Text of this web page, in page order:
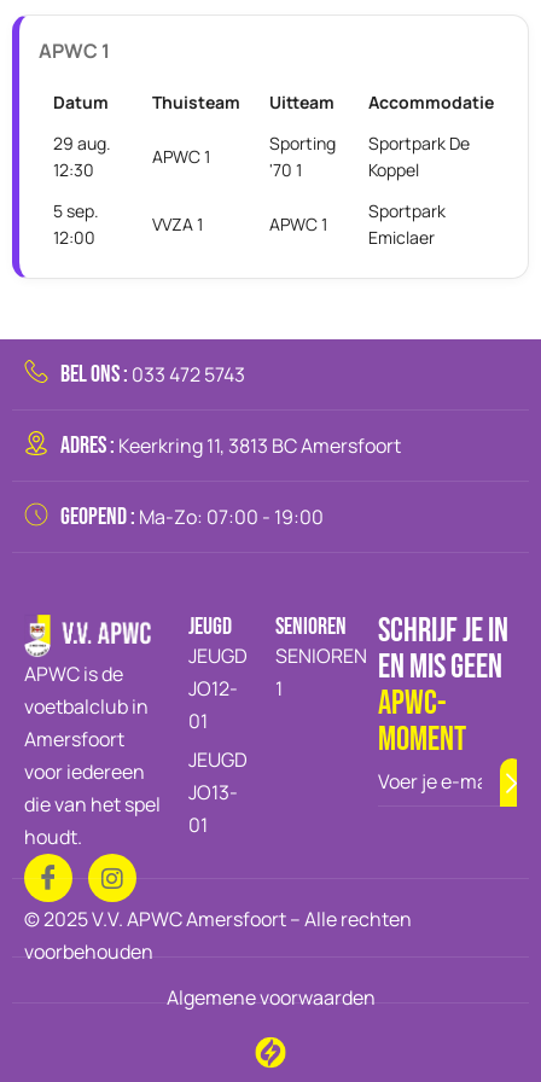
APWC 1
Datum Thuisteam Uitteam
Accommodatie
29 aug.
12:30
APWC 1
Sporting
'70 1
Sportpark De
Koppel
5 sep.
12:00
VVZA 1 APWC 1
Sportpark
Emiclaer
BEL ONS : 033 472 5743
ADRES : Keerkring 11, 3813 BC Amersfoort
GEOPEND : Ma-Zo: 07:00 - 19:00
APWC is de
voetbalclub in
Amersfoort
voor iedereen
die van het spel
houdt.
JEUGD
JEUGD
JO12-
01
JEUGD
JO13-
01
SENIOREN
SENIOREN
1
SCHRIJF JE IN
EN MIS GEEN
APWC-
moment
© 2025 V.V. APWC Amersfoort – Alle rechten
voorbehouden
Algemene voorwaarden